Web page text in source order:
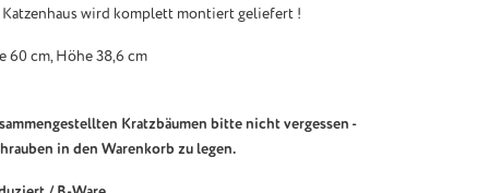
Katzenhaus wird komplett montiert geliefert !
60 cm, Höhe 38,6 cm
Kratzbäumen bitte nicht vergessen -
in den Warenkorb zu legen.